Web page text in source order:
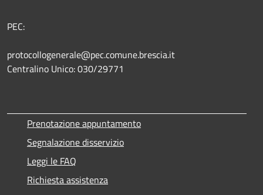
PEC:
protocollogenerale@pec.comune.brescia.it
Centralino Unico: 030/29771
Prenotazione appuntamento
Segnalazione disservizio
Leggi le FAQ
Richiesta assistenza